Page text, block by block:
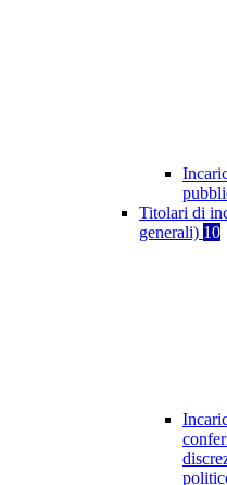
Titolari di
generali) 10